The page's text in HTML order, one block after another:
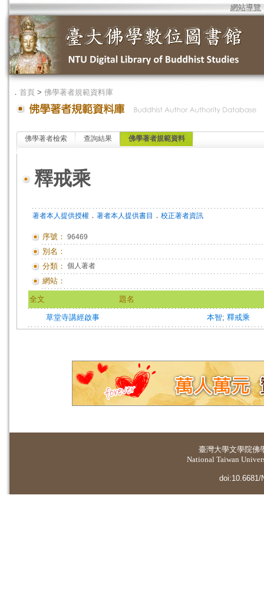
網站導覽
． 首頁 > 佛學著者規範資料庫
佛學著者檢索 查詢結果 佛學著者規範資料
釋戒乘
著者本人提供授權 ． 著者本人提供書目 ． 校正著者資訊
序號： 96469
別名：
分類： 個人著者
網站：
全文 題名
草堂寺講經啟事 本智; 釋戒乘
臺灣大學文學院佛
National Taiwan
doi:10.6681/